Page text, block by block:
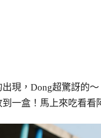
現，Dong超驚訝的～
一盒！馬上來吃看看